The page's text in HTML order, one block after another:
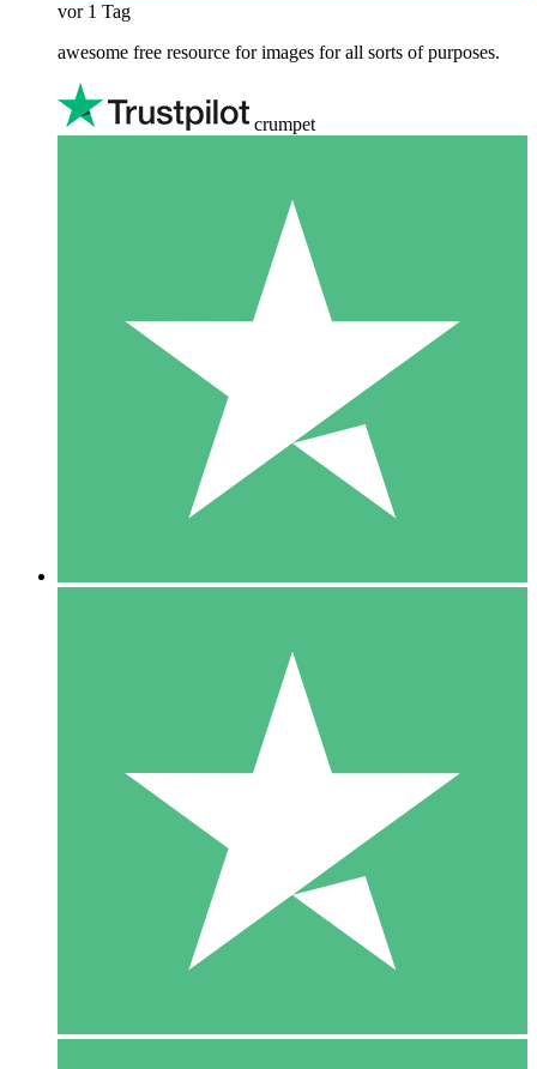
vor 1 Tag
awesome free resource for images for all sorts of purposes.
crumpet